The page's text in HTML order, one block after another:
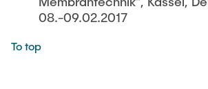
08.-09.02.2017
To top